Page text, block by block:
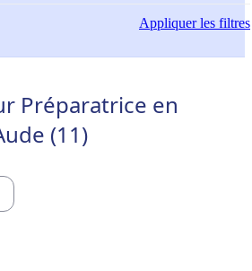
Appliquerles filtres
Préparatrice en
(11)